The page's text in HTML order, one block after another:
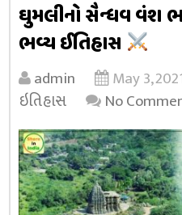
ઘુમલીનો સૈન્ધવ વંશ
ભવ્ય ઈતિહાસ
admin May 3,
ઇતિહાસ
No